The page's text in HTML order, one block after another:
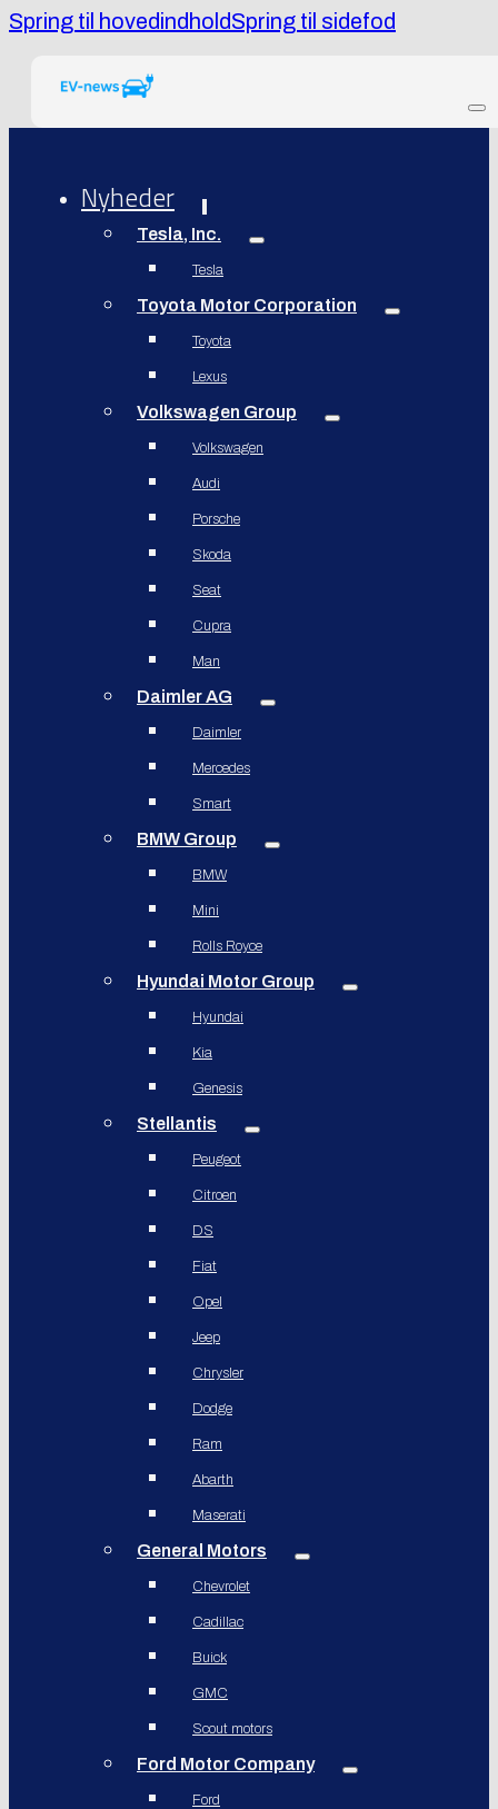
Spring til hovedindholdSpring til sidefod
Nyheder
Tesla, Inc.
Tesla
Toyota Motor Corporation
Toyota
Lexus
Volkswagen Group
Volkswagen
Audi
Porsche
Skoda
Seat
Cupra
Man
Daimler AG
Daimler
Mercedes
Smart
BMW Group
BMW
Mini
Rolls Royce
Hyundai Motor Group
Hyundai
Kia
Genesis
Stellantis
Peugeot
Citroen
DS
Fiat
Opel
Jeep
Chrysler
Dodge
Ram
Abarth
Maserati
General Motors
Chevrolet
Cadillac
Buick
GMC
Scout motors
Ford Motor Company
Ford